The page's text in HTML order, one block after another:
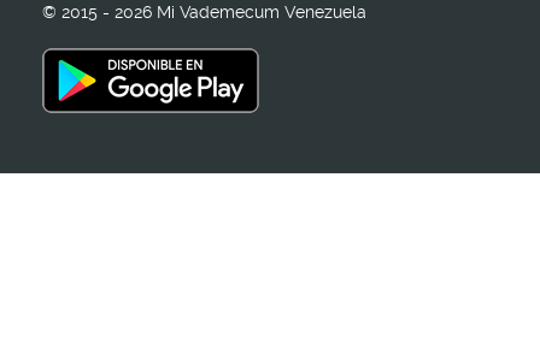
© 2015 - 2026 Mi Vademecum Venezuela